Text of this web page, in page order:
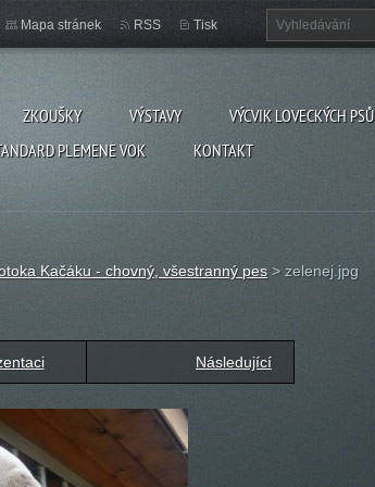
ZKOUŠKY VÝSTAVY
VÝCVIK LOVECKÝCH PSŮ
PLEMENE VOK KONTAKT
Mapa stránek RSS Tisk
Kačáku - chovný, všestranný pes > zelenej.jpg
Následující